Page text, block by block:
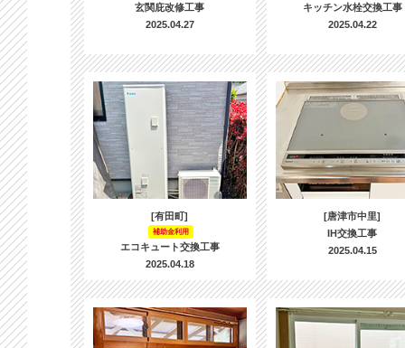
玄関庇改修工事
2025.04.27
キッチン水栓交換工事
2025.04.22
[有田町]
補助金利用
エコキュート交換工事
2025.04.18
[唐津市中里]
IH交換工事
2025.04.15